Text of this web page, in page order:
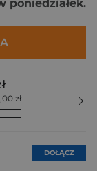
poniedziałek.
zł
DOŁĄCZ